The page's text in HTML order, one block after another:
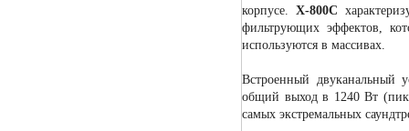
корпусе.X-800C
фильтрующих эффектов,
используются в массивах.
Встроенный двуканальный
общий выход в 1240 Вт (пик
самых экстремальных